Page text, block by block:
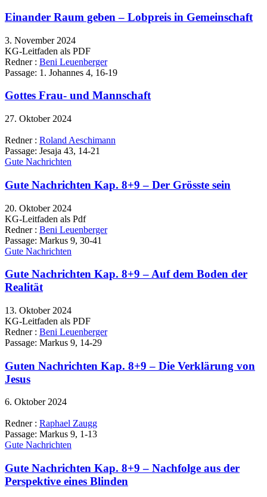
Einander Raum geben – Lobpreis in Gemeinschaft
3. November 2024
KG-Leitfaden als PDF
Redner : Beni Leuenberger
Passage: 1. Johannes 4, 16-19
Gottes Frau- und Mannschaft
27. Oktober 2024
Redner : Roland Aeschimann
Passage: Jesaja 43, 14-21
Gute Nachrichten
Gute Nachrichten Kap. 8+9 – Der Grösste sein
20. Oktober 2024
KG-Leitfaden als Pdf
Redner : Beni Leuenberger
Passage: Markus 9, 30-41
Gute Nachrichten
Gute Nachrichten Kap. 8+9 – Auf dem Boden der
Realität
13. Oktober 2024
KG-Leitfaden als PDF
Redner : Beni Leuenberger
Passage: Markus 9, 14-29
Guten Nachrichten Kap. 8+9 – Die Verklärung von
Jesus
6. Oktober 2024
Redner : Raphael Zaugg
Passage: Markus 9, 1-13
Gute Nachrichten
Gute Nachrichten Kap. 8+9 – Nachfolge aus der
Perspektive eines Blinden